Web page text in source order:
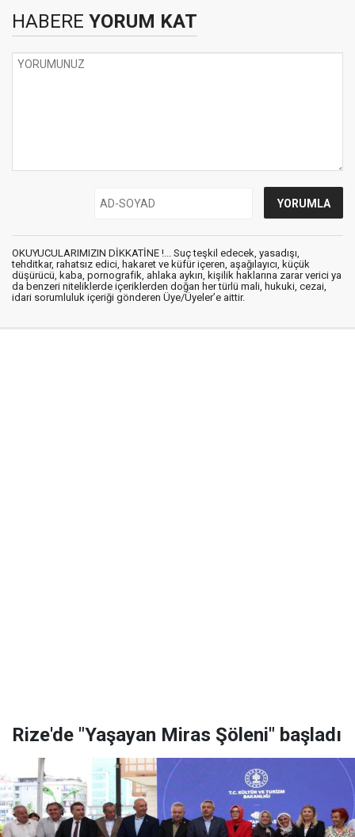
HABERE YORUM KAT
OKUYUCULARIMIZIN DİKKATİNE !... Suç teşkil edecek, yasadışı,
tehditkar, rahatsız edici, hakaret ve küfür içeren, aşağılayıcı, küçük
düşürücü, kaba, pornografik, ahlaka aykırı, kişilik haklarına zarar verici ya
da benzeri niteliklerde içeriklerden doğan her türlü mali, hukuki, cezai,
idari sorumluluk içeriği gönderen Üye/Üyeler’e aittir.
Rize'de "Yaşayan Miras Şöleni" başladı